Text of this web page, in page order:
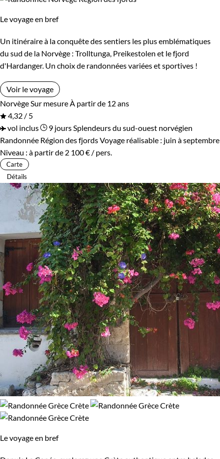
Le voyage en bref
Un itinéraire à la conquête des sentiers les plus emblématiques
du sud de la Norvège : Trolltunga, Preikestolen et le fjord
d'Hardanger. Un choix de randonnées variées et sportives !
Voir le voyage
Norvège Sur mesure À partir de 12 ans
4,32 / 5
vol inclus
9 jours Splendeurs du sud-ouest norvégien
Randonnée Région des fjordsVoyage réalisable : juin à septembre
Niveau : à partir de 2 100 € / pers.
Carte
Détails
Le voyage en bref